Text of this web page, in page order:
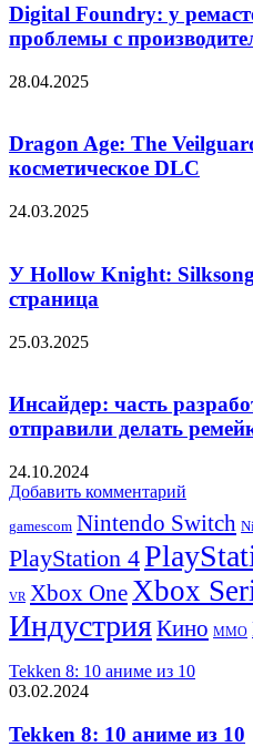
Digital Foundry: у
проблемы с
28.04.2025
Dragon Age: The
косметическое DLC
24.03.2025
У Hollow Knight:
страница
25.03.2025
Инсайдер: часть
отправили делать
24.10.2024
Добавить комментарий
gamescom Nintendo Switch
PlayStation 4
VR Xbox OneXbox
ИндустрияКино ММО
Tekken 8: 10 аниме из 10
03.02.2024
Tekken 8: 10 аниме из 10